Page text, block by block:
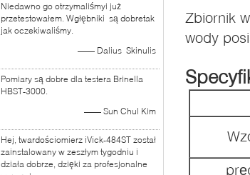
Niedawno go otrzymaliśmyi już
przetestowałem. Wgłębniki są dobretak
jak oczekiwaliśmy.
—— Dalius Skinulis
Pomiary są dobre dla testera Brinella
HBST-3000.
—— Sun Chul Kim
Hej, twardościomierz iVick-484ST został
zainstalowany w zeszłym tygodniu i
działa dobrze, dzięki za profesjonalne
Zbiornik
wody